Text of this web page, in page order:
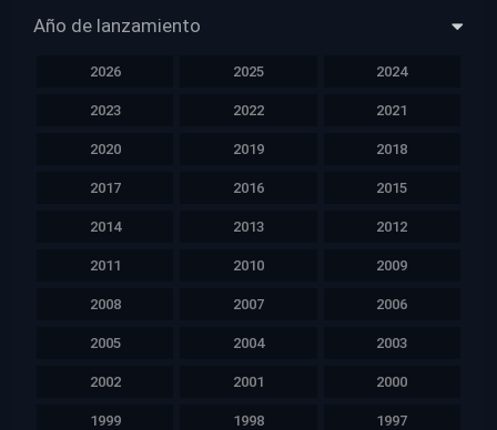
Año de lanzamiento
2026 2025 2024
2023 2022 2021
2020 2019 2018
2017 2016 2015
2014 2013 2012
2011 2010 2009
2008 2007 2006
2005 2004 2003
2002 2001 2000
1999 1998 1997